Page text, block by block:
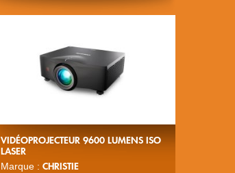
VIDÉOPROJECTEUR 9600 LUMENS ISO
LASER
Marque : CHRISTIE